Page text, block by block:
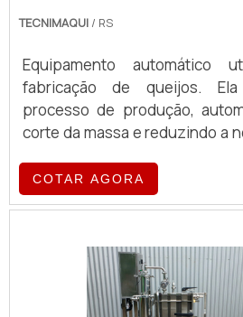
TECNIMAQUI / RS
Equipamento automático
fabricação de queijos.
processo de produção,
corte da massa e reduzindo a
COTAR AGORA